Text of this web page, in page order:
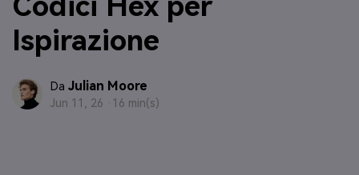
Ispirazione
Da Julian Moore
Jun 11, 26 · 16 min(s)